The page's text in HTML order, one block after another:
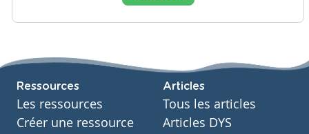
Ressources
Les ressources
Créer une ressource
Articles
Tous les articles
Articles DYS